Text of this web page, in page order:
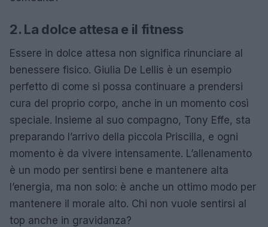
2. La dolce attesa e il fitness
Essere in dolce attesa non significa rinunciare al
benessere fisico. Giulia De Lellis è un esempio
perfetto di come si possa continuare a prendersi
cura del proprio corpo, anche in un momento così
speciale. Insieme al suo compagno, Tony Effe, sta
preparando l’arrivo della piccola Priscilla, e ogni
momento è da vivere intensamente. L’allenamento
è un modo per sentirsi bene e mantenere alta
l’energia, ma non solo: è anche un ottimo modo per
mantenere il morale alto. Chi non vuole sentirsi al
top anche in gravidanza?